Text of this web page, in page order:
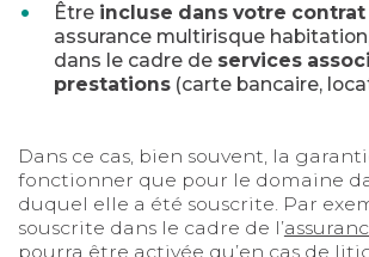
Être incluse dans votre contrat
assurance multirisque
dans le cadre deservices
prestations(carte bancaire,
Dans ce cas, bien souvent, la
fonctionner que pour le domaine
duquel elle a été souscrite. Par
souscrite dans le cadre de l’
pourra être activée qu’en cas de